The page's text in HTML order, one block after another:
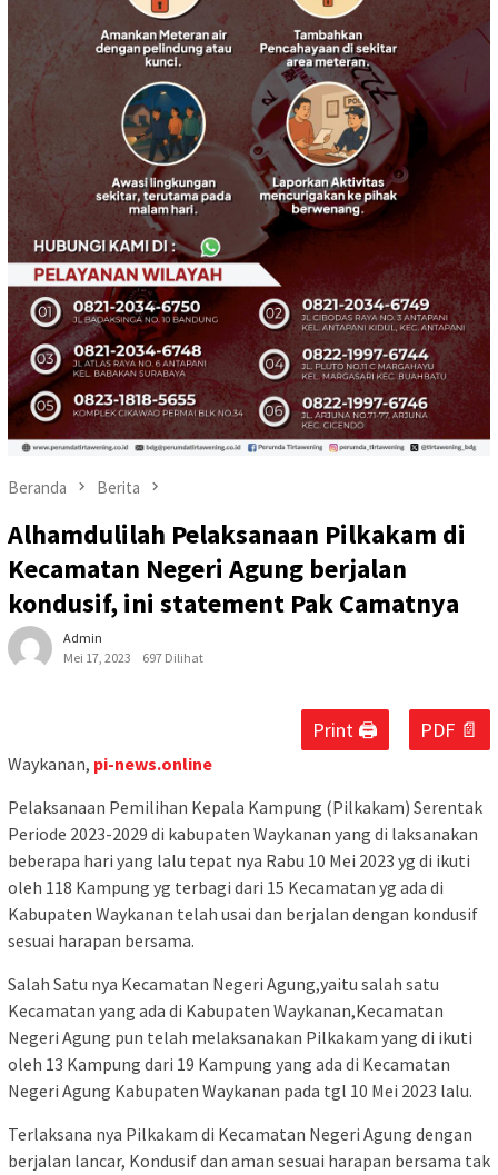
Beranda Berita
Alhamdulilah Pelaksanaan Pilkakam di
Kecamatan Negeri Agung berjalan
kondusif, ini statement Pak Camatnya
Admin
Mei 17, 2023
697 Dilihat
Print 🖨 PDF 📄
Waykanan, pi-news.online
Pelaksanaan Pemilihan Kepala Kampung (Pilkakam) Serentak
Periode 2023-2029 di kabupaten Waykanan yang di laksanakan
beberapa hari yang lalu tepat nya Rabu 10 Mei 2023 yg di ikuti
oleh 118 Kampung yg terbagi dari 15 Kecamatan yg ada di
Kabupaten Waykanan telah usai dan berjalan dengan kondusif
sesuai harapan bersama.
Salah Satu nya Kecamatan Negeri Agung,yaitu salah satu
Kecamatan yang ada di Kabupaten Waykanan,Kecamatan
Negeri Agung pun telah melaksanakan Pilkakam yang di ikuti
oleh 13 Kampung dari 19 Kampung yang ada di Kecamatan
Negeri Agung Kabupaten Waykanan pada tgl 10 Mei 2023 lalu.
Terlaksana nya Pilkakam di Kecamatan Negeri Agung dengan
berjalan lancar, Kondusif dan aman sesuai harapan bersama tak